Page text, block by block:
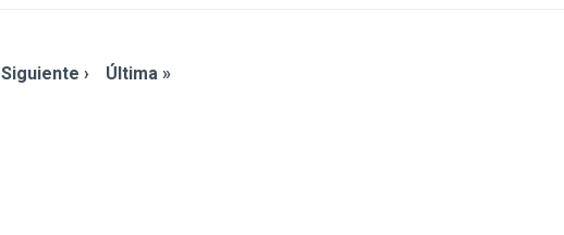
Siguiente › Última »